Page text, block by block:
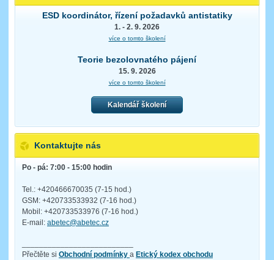
ESD koordinátor, řízení požadavků antistatiky
1. - 2. 9. 2026
více o tomto školení
Teorie bezolovnatého pájení
15. 9. 2026
více o tomto školení
Kalendář školení
Kontaktujte nás
Po - pá: 7:00 - 15:00 hodin
Tel.: +420466670035 (7-15 hod.)
GSM: +420733533932 (7-16 hod.)
Mobil: +420733533976 (7-16 hod.)
E-mail: abetec@abetec.cz
Přečtěte si Obchodní podmínky a Etický kodex obchodu